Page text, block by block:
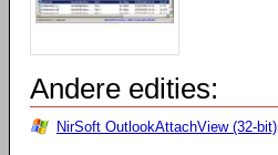
Andere edities:
NirSoft OutlookAttachView (32-bit)